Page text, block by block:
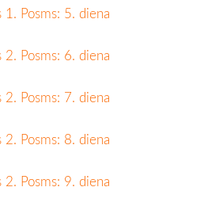
1. Posms: 5. diena
2. Posms: 6. diena
2. Posms: 7. diena
2. Posms: 8. diena
2. Posms: 9. diena